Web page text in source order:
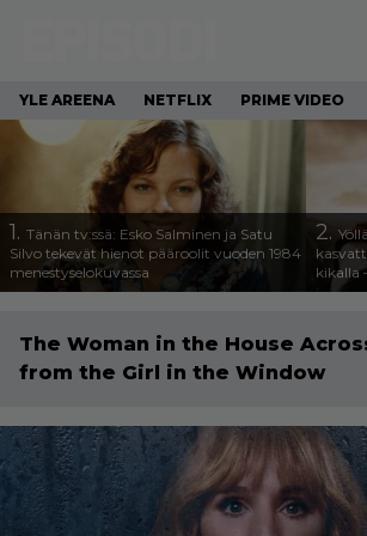
YLE AREENA NETFLIX PRIME VIDEO
1. Tänän tv:ssä: Esko Salminen ja Satu
Silvo tekevät hienot pääroolit vuoden 1984
menestyselokuvassa
2.
kikalla
The Woman in the House
from the Girl in the Window